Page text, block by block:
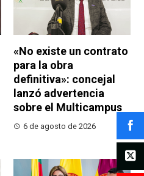
«No existe un contrato
para la obra
definitiva»: concejal
lanzó advertencia
sobre el Multicampus
6 de agosto de 2026